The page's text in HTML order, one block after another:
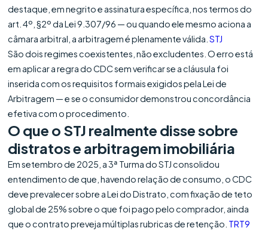
destaque, em negrito e assinatura específica, nos termos do
art. 4º, §2º da Lei 9.307/96 — ou quando ele mesmo aciona a
câmara arbitral, a arbitragem é plenamente válida.STJ
São dois regimes coexistentes, não excludentes. O erro está
em aplicar a regra do CDC sem verificar se a cláusula foi
inserida com os requisitos formais exigidos pela Lei de
Arbitragem — e se o consumidor demonstrou concordância
efetiva com o procedimento.
O que o STJ realmente disse sobre
distratos e arbitragem imobiliária
Em setembro de 2025, a 3ª Turma do STJ consolidou
entendimento de que, havendo relação de consumo, o CDC
deve prevalecer sobre a Lei do Distrato, com fixação de teto
global de 25% sobre o que foi pago pelo comprador, ainda
que o contrato preveja múltiplas rubricas de retenção. TRT9